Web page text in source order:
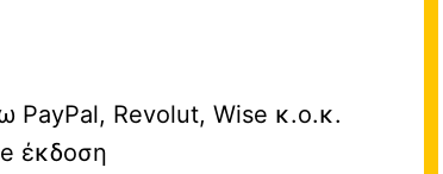
PayPal, Revolut, Wise κ.ο.κ.
έκδοση